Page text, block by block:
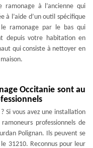
ramonage à l’ancienne qui
à l’aide d’un outil spécifique
ramonage par le bas qui
depuis votre habitation en
qui consiste à nettoyer en
Occitanie sont au
Si vous avez une installation
professionnels de
Polignan. Ils peuvent se
31210. Reconnus pour leur